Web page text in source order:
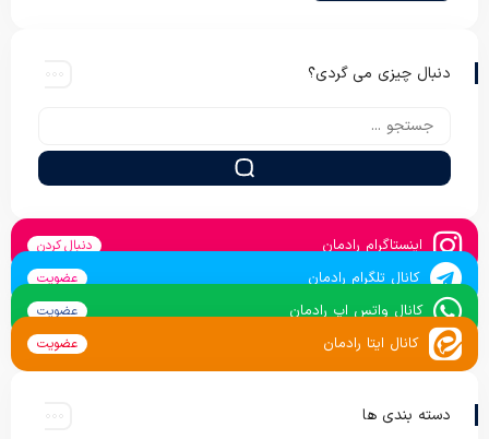
دنبال چیزی می گردی؟
اینستاگرام رادمان دنبال کردن
کانال تلگرام رادمان عضویت
کانال واتس اپ رادمان عضویت
کانال ایتا رادمان عضویت
دسته بندی ها